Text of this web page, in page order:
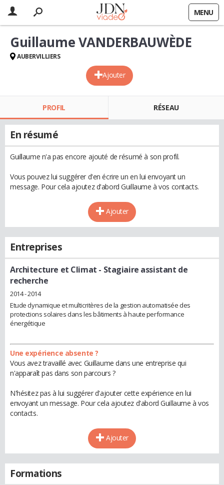
MENU
Ajouter
Guillaume VANDERBAUWÈDE
AUBERVILLIERS
PROFIL RÉSEAU
En résumé
Guillaume n'a pas encore ajouté de résumé à son profil.
Vous pouvez lui suggérer d'en écrire un en lui envoyant un
message. Pour cela ajoutez d'abord Guillaume à vos contacts.
Ajouter
Entreprises
Architecture et Climat - Stagiaire assistant de
recherche
2014 - 2014
Etude dynamique et multicritères de la gestion automatisée des
protections solaires dans les bâtiments à haute performance
énergétique
Une expérience absente ?
Vous avez travaillé avec Guillaume dans une entreprise qui
n'apparaît pas dans son parcours ?
N'hésitez pas à lui suggérer d'ajouter cette expérience en lui
envoyant un message. Pour cela ajoutez d'abord Guillaume à vos
contacts.
Ajouter
Formations